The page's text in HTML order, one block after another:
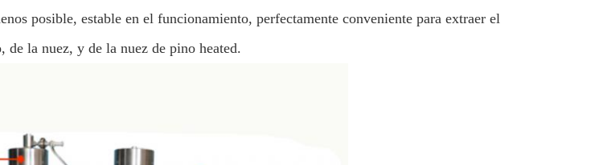
posible, estable en el funcionamiento, perfectamente conveniente para extraer el
de la nuez, y de la nuez de pino heated.